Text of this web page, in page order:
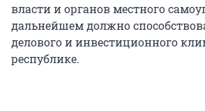
власти и органов местного
дальнейшем должно
делового и инвестиционного
республике.